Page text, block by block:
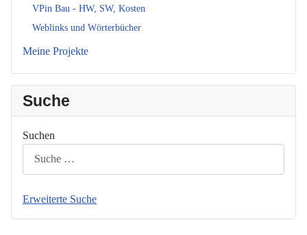
VPin Bau - HW, SW, Kosten
Weblinks und Wörterbücher
Meine Projekte
Suche
Suchen
Erweiterte Suche